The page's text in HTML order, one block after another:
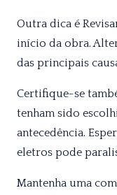
Outra dica é
início da obra.
das principais
Certifique-se
tenham sido
antecedência.
eletros pode
Mantenha uma